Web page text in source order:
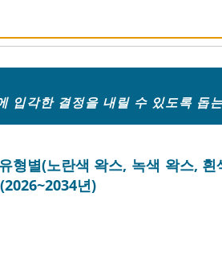
입각한 결정을 내릴 수 있도록 돕
형별(노란색 왁스, 녹색 왁스,
년)